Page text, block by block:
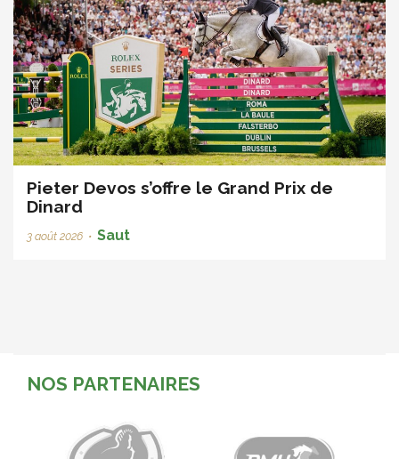
Pieter Devos s’offre le Grand Prix de
Dinard
3 août 2026 • Saut
NOS PARTENAIRES